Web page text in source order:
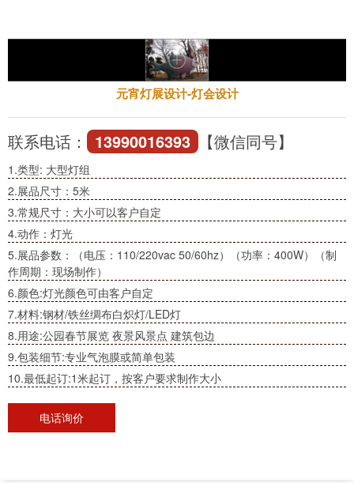
元宵灯展设计-灯会设计
联系电话： 13990016393 【微信同号】
1.类型: 大型灯组
2.展品尺寸：5米
3.常规尺寸：大小可以客户自定
4.动作：灯光
5.展品参数：（电压：110/220vac 50/60hz）（功率：400W）（制
作周期：现场制作）
6.颜色:灯光颜色可由客户自定
7.材料:钢材/铁丝绸布白炽灯/LED灯
8.用途:公园春节展览 夜景风景点 建筑包边
9.包装细节:专业气泡膜或简单包装
10.最低起订:1米起订，按客户要求制作大小
电话询价